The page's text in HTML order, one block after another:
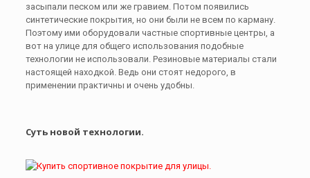
засыпали песком или же гравием. Потом появились
синтетические покрытия, но они были не всем по карману.
Поэтому ими оборудовали частные спортивные центры, а
вот на улице для общего использования подобные
технологии не использовали. Резиновые материалы стали
настоящей находкой. Ведь они стоят недорого, в
применении практичны и очень удобны.
Суть новой технологии.